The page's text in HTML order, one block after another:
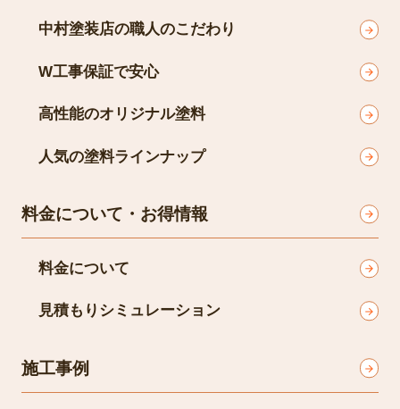
中村塗装店の職人のこだわり
W工事保証で安心
高性能のオリジナル塗料
人気の塗料ラインナップ
料金について・お得情報
料金について
見積もりシミュレーション
施工事例